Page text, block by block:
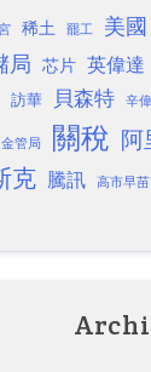
稀土 罷工 美國
局 芯片 英偉達
訪華 貝森特 辛
金管局 關稅 阿
克 騰訊 高市早苗